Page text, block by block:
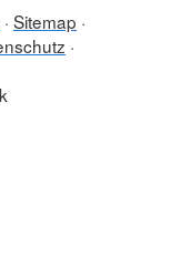
Sitemap